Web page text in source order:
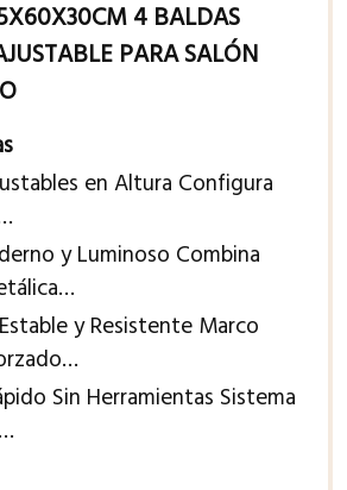
4 BALDAS
PARA SALÓN
en Altura Configura
y Luminoso Combina
y Resistente Marco
Sin Herramientas Sistema